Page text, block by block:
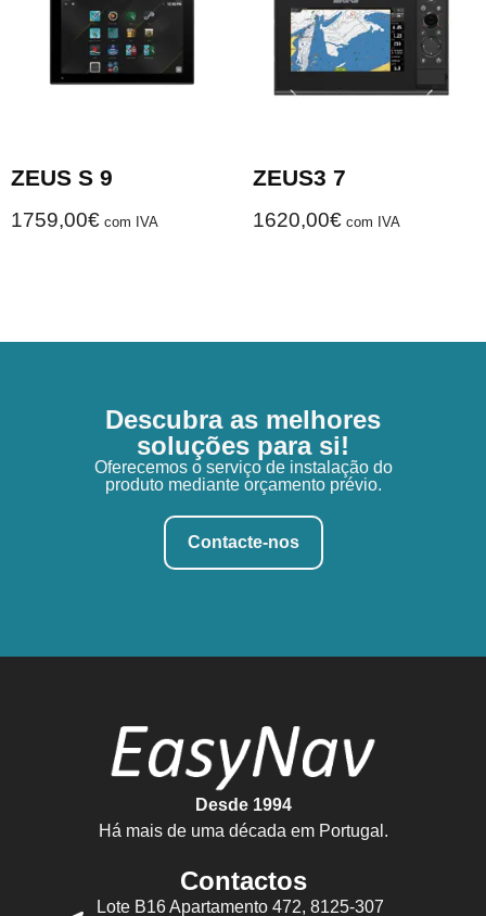
ZEUS S 9
1759,00€ com IVA
ZEUS3 7
1620,00€ com IVA
Descubra as melhores
soluções para si!
Oferecemos o serviço de instalação do
produto mediante orçamento prévio.
Contacte-nos
Desde 1994
Há mais de uma década em Portugal.
Contactos
Lote B16 Apartamento 472, 8125-307